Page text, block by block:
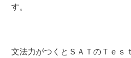
す。
文法力がつくとＳＡＴのＴｅｓ